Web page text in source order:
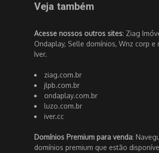
Veja também
Acesse nossos outros sites: Ziag
Ondaplay, Selle domínios, Wnz corp
Iver.
ziag.com.br
jlpb.com.br
ondaplay.com.br
luzo.com.br
iver.cc
Domínios Premium para venda:
domínios premium que estão